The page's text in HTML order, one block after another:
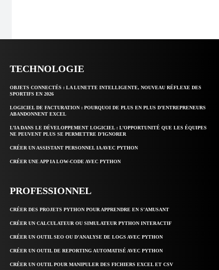
TECHNOLOGIE
OBJETS CONNECTÉS : LA LUNETTE INTELLIGENTE, NOUVEAU RÉFLEXE DES
SPORTIFS EN 2026
LOGICIEL DE FACTURATION : POURQUOI DE PLUS EN PLUS D’ENTREPRENEURS
ABANDONNENT EXCEL
L’IA DANS LE DÉVELOPPEMENT LOGICIEL : L’OPPORTUNITÉ QUE LES ÉQUIPES
NE PEUVENT PLUS SE PERMETTRE D’IGNORER
CRÉER UN ASSISTANT PERSONNEL IA AVEC PYTHON
CRÉER UNE APP IA LOW-CODE AVEC PYTHON
PROFESSIONNEL
CRÉER DES PROJETS PYTHON POUR APPRENDRE EN S’AMUSANT
CRÉER UN CALCULATEUR OU SIMULATEUR PYTHON INTERACTIF
CRÉER UN OUTIL SEO OU D’ANALYSE DE LOGS AVEC PYTHON
CRÉER UN OUTIL DE REPORTING AUTOMATISÉ AVEC PYTHON
CRÉER UN OUTIL POUR MANIPULER DES FICHIERS EXCEL ET CSV